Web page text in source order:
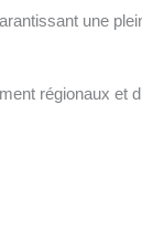
une
régionaux et